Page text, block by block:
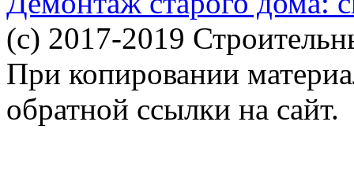
(c) 2017-2019
При копировании
обратной ссылки на сайт.